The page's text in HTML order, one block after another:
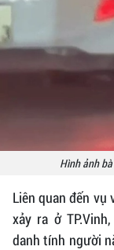
Hình ảnh
Liên quan đến
xảy ra ở
danh tính người